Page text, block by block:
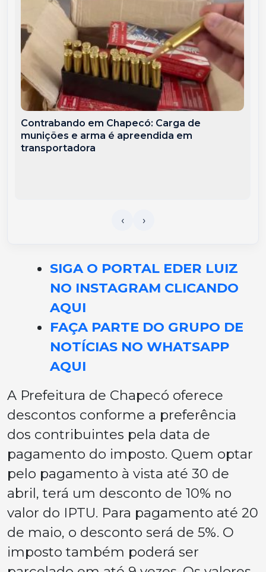
Contrabando em Chapecó: Carga de
munições e arma é apreendida em
transportadora
SIGA O PORTAL EDER LUIZ
NO INSTAGRAM CLICANDO
AQUI
FAÇA PARTE DO GRUPO DE
NOTÍCIAS NO WHATSAPP
AQUI
A Prefeitura de Chapecó oferece
descontos conforme a preferência
dos contribuintes pela data de
pagamento do imposto. Quem optar
pelo pagamento à vista até 30 de
abril, terá um desconto de 10% no
valor do IPTU. Para pagamento até 20
de maio, o desconto será de 5%. O
imposto também poderá ser